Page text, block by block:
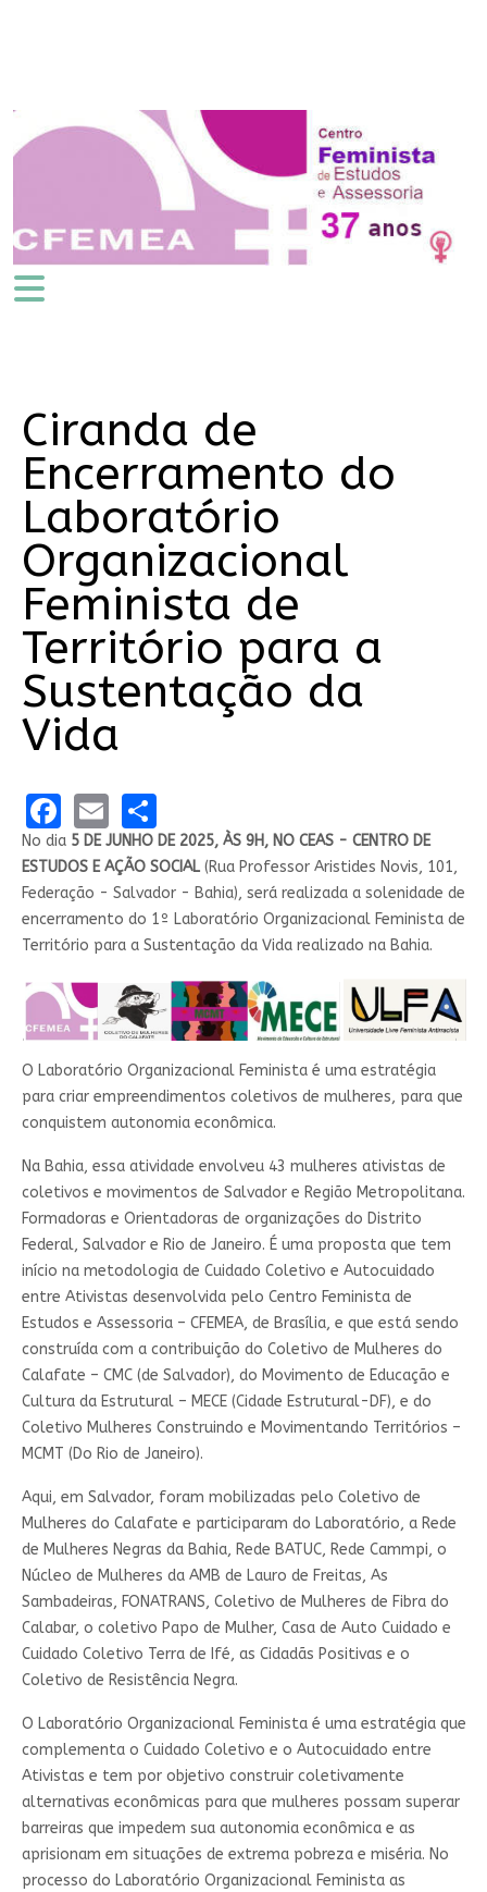
Ciranda de
Encerramento do
Laboratório
Organizacional
Feminista de
Território para a
Sustentação da
Vida
Facebook
EmailShare
No dia 5 DE JUNHO DE 2025, ÀS 9H, NO CEAS - CENTRO DE
ESTUDOS E AÇÃO SOCIAL (Rua Professor Aristides Novis, 101,
Federação - Salvador - Bahia), será realizada a solenidade de
encerramento do 1º Laboratório Organizacional Feminista de
Território para a Sustentação da Vida realizado na Bahia.
O Laboratório Organizacional Feminista é uma estratégia
para criar empreendimentos coletivos de mulheres, para que
conquistem autonomia econômica.
Na Bahia, essa atividade envolveu 43 mulheres ativistas de
coletivos e movimentos de Salvador e Região Metropolitana.
Formadoras e Orientadoras de organizações do Distrito
Federal, Salvador e Rio de Janeiro. É uma proposta que tem
início na metodologia de Cuidado Coletivo e Autocuidado
entre Ativistas desenvolvida pelo Centro Feminista de
Estudos e Assessoria – CFEMEA, de Brasília, e que está sendo
construída com a contribuição do Coletivo de Mulheres do
Calafate – CMC (de Salvador), do Movimento de Educação e
Cultura da Estrutural – MECE (Cidade Estrutural-DF), e do
Coletivo Mulheres Construindo e Movimentando Territórios –
MCMT (Do Rio de Janeiro).
Aqui, em Salvador, foram mobilizadas pelo Coletivo de
Mulheres do Calafate e participaram do Laboratório, a Rede
de Mulheres Negras da Bahia, Rede BATUC, Rede Cammpi, o
Núcleo de Mulheres da AMB de Lauro de Freitas, As
Sambadeiras, FONATRANS, Coletivo de Mulheres de Fibra do
Calabar, o coletivo Papo de Mulher, Casa de Auto Cuidado e
Cuidado Coletivo Terra de Ifé, as Cidadãs Positivas e o
Coletivo de Resistência Negra.
O Laboratório Organizacional Feminista é uma estratégia que
complementa o Cuidado Coletivo e o Autocuidado entre
Ativistas e tem por objetivo construir coletivamente
alternativas econômicas para que mulheres possam superar
barreiras que impedem sua autonomia econômica e as
aprisionam em situações de extrema pobreza e miséria. No
processo do Laboratório Organizacional Feminista as